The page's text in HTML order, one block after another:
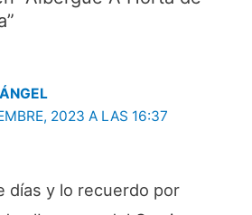
2023 A LAS 16:37
días y lo recuerdo por